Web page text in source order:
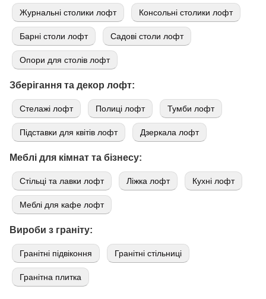
Журнальні столики лофт Консольні столики лофт
Барні столи лофт Садові столи лофт
Опори для столів лофт
Зберігання та декор лофт:
Стелажі лофт Полиці лофт Тумби лофт
Підставки для квітів лофт Дзеркала лофт
Меблі для кімнат та бізнесу:
Стільці та лавки лофт Ліжка лофт Кухні лофт
Меблі для кафе лофт
Вироби з граніту:
Гранітні підвіконня Гранітні стільниці
Гранітна плитка